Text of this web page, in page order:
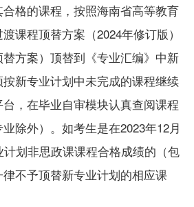
格的课程， 按照海南省高等教育
课程顶替方案（2024年修订版）
替方案）顶替到《专业汇编》中新
新专业计划中未完成的课程继续
，在毕业自审模块认真查阅课程
除外）。如考生是在2023年12月
划非思政课课程合格成绩的（包
不予顶替新专业计划的相应课